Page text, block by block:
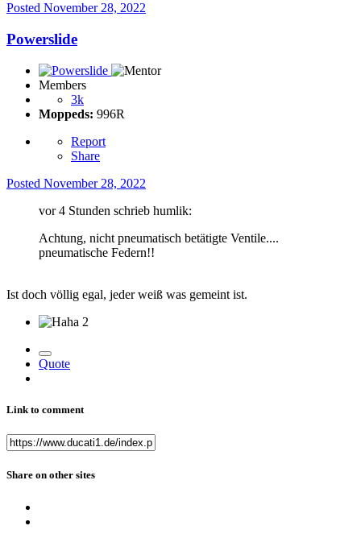
Posted November 28, 2022
Powerslide
Members
3k
Moppeds: 996R
Report
Share
Posted November 28, 2022
vor 4 Stunden schrieb humlik:
Achtung, nicht pneumatisch betätigte Ventile....
pneumatische Federn!!
Ist doch völlig egal, jeder weiß was gemeint ist.
2
Quote
Link to comment
Share on other sites